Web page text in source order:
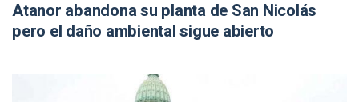
Atanor abandona su planta de San Nicolás
pero el daño ambiental sigue abierto